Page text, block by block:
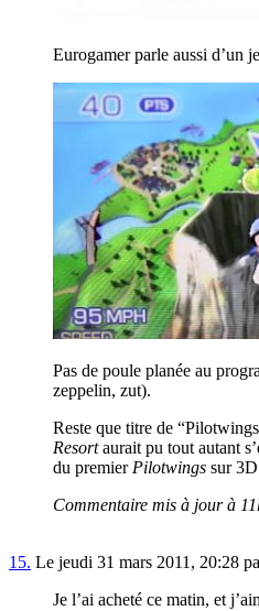
Eurogamer parle aussi d’un
Pas de poule planée au
zeppelin, zut).
Reste que titre de
Resortaurait pu tout autant
du premier Pilotwings sur
Commentaire mis à jour à
15. Le jeudi 31 mars 2011, 20:28
Je l’ai acheté ce matin, et